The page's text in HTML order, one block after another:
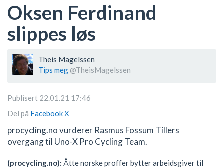
Oksen Ferdinand
slippes løs
Theis Magelssen
Tips meg @TheisMagelssen
Publisert 22.01.21 17:46
Del på FacebookX
procycling.no vurderer Rasmus Fossum Tillers
overgang til Uno-X Pro Cycling Team.
(procycling.no): Åtte norske proffer bytter arbeidsgiver til